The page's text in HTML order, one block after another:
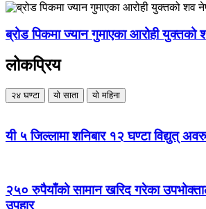
ब्रोड पिकमा ज्यान गुमाएका आरोही युक्तको
लोकप्रिय
२४ घण्टा यो साता यो महिना
यी ५ जिल्लामा शनिबार १२ घण्टा विद्युत्
२५० रुपैयाँको सामान खरिद गरेका
उपहार